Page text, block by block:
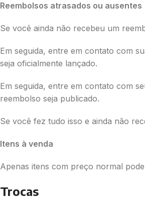
Reembolsos atrasados ​​ou ausentes
Se você ainda não recebeu um
Em seguida, entre em contato com
seja oficialmente lançado.
Em seguida, entre em contato com
reembolso seja publicado.
Se você fez tudo isso e ainda não
Itens à venda
Apenas itens com preço normal
Trocas